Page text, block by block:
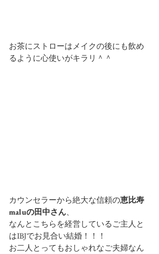
お茶にストローはメイクの後にも飲め
るように心使いがキラリ＾＾
カウンセラーから絶大な信頼の恵比寿
maluの田中さん、
なんとこちらを経営しているご主人と
はIBJでお見合い結婚！！！
お二人とってもおしゃれなご夫婦なん